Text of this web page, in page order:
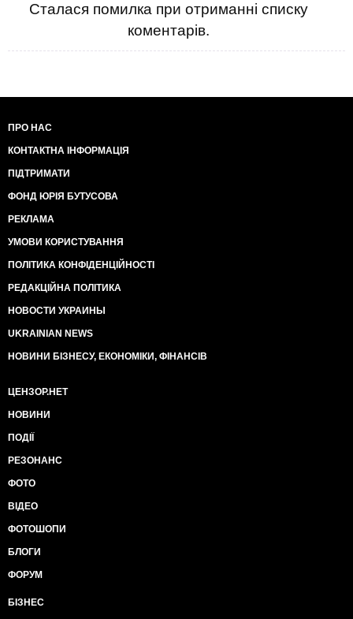
Сталася помилка при отриманні списку
коментарів.
ПРО НАС
КОНТАКТНА ІНФОРМАЦІЯ
ПІДТРИМАТИ
ФОНД ЮРІЯ БУТУСОВА
РЕКЛАМА
УМОВИ КОРИСТУВАННЯ
ПОЛІТИКА КОНФІДЕНЦІЙНОСТІ
РЕДАКЦІЙНА ПОЛІТИКА
НОВОСТИ УКРАИНЫ
UKRAINIAN NEWS
НОВИНИ БІЗНЕСУ, ЕКОНОМІКИ, ФІНАНСІВ
ЦЕНЗОР.НЕТ
НОВИНИ
ПОДІЇ
РЕЗОНАНС
ФОТО
ВІДЕО
ФОТОШОПИ
БЛОГИ
ФОРУМ
БІЗНЕС